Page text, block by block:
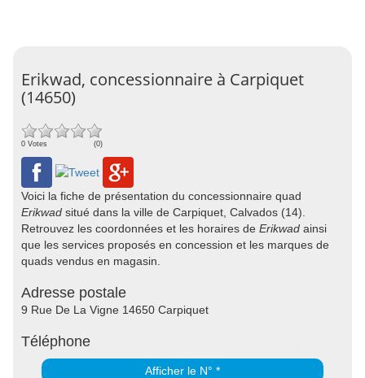
Erikwad, concessionnaire à Carpiquet
(14650)
0 Votes (0)
Voici la fiche de présentation du concessionnaire quad
Erikwad situé dans la ville de Carpiquet, Calvados (14).
Retrouvez les coordonnées et les horaires de Erikwad ainsi
que les services proposés en concession et les marques de
quads vendus en magasin.
Adresse postale
9 Rue De La Vigne 14650 Carpiquet
Téléphone
Afficher le N° *